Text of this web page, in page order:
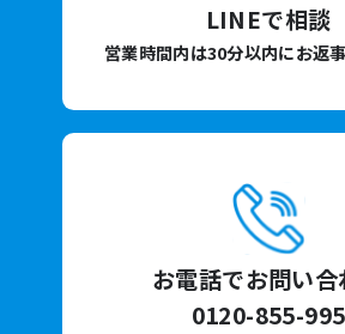
LINEで相談
営業時間内は30分以内にお返
お電話でお問い合
0120-855-995